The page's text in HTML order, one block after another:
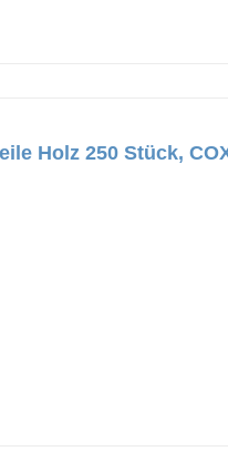
Holz 250 Stück,